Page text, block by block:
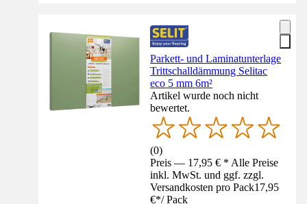
Parkett- und Laminatunterlage
Trittschalldämmung Selitac
eco 5 mm 6m²
Artikel wurde noch nicht
bewertet.
(0)
Preis — 17,95 € * Alle Preise
inkl. MwSt. und ggf. zzgl.
Versandkosten pro Pack17,95
€*/ Pack